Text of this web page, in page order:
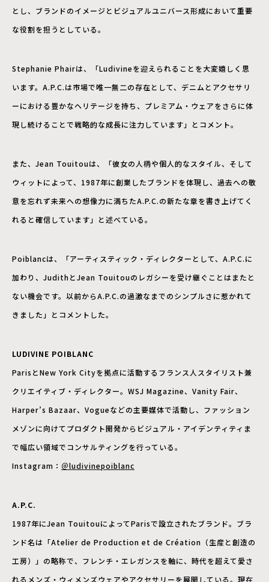
とし、ブランドのイメージとビジュアルユニバース形成において重要
な役割を担うとしている。
Stephanie Phairは、「Ludivineを迎えられることを大変嬉しく思
います。A.P.C.は市場で唯一無二の存在として、デニムとアクセサリ
ーにおける豊かなヘリテージを持ち、プレミアム・ウェアをさらに体
現し続けることで戦略的な成長に注力しています」とコメント。
また、Jean Touitouは、「彼女の人柄や個人的なスタイル、そして
ウィットによって、1987年に創業したブランドを体現し、過去への敬
意を忘れず未来への想像力に満ちたA.P.C.の新たな章を書き上げてく
れると確信しています」と述べている。
Poiblancは、「アーティスティック・ディレクターとして、A.P.C.に
加わり、JudithとJean Touitouのレガシーを受け継ぐことはまたと
ない機会です。以前からA.P.C.の過激なまでのシンプルさに惹かれて
きました」とコメントした。
LUDIVINE POIBLANC
ParisとNew York Cityを拠点に活動するフランス人スタイリスト兼
クリエイティブ・ディレクター。WSJ Magazine、Vanity Fair、
Harper’s Bazaar、Vogueなどの主要媒体で活動し、ファッション
メゾンに向けてプロダクト開発からビジュアル・アイデンティティま
で幅広い領域でコンサルティングを行っている。
Instagram： ＠ludivinepoiblanc
A.P.C.
1987年にJean TouitouによってParisで設立されたブランド。ブラ
ンド名は「Atelier de Production et de Création（生産と創造の
工房）」の略称で、フレンチ・エレガンスを軸に、時代を超えて愛さ
れるメンズ・ウィメンズウェアやアクセサリーを展開している。現在